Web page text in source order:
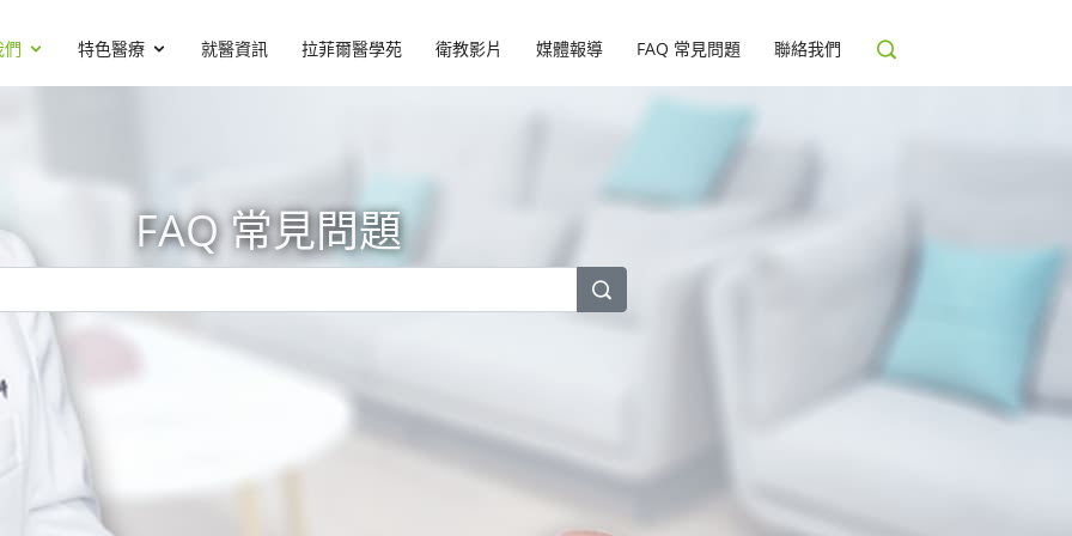
們 特色醫療 就醫資訊 拉菲爾醫學苑 衛教影片 媒體報導 FAQ 常見問題 聯絡我們
FAQ 常見問題